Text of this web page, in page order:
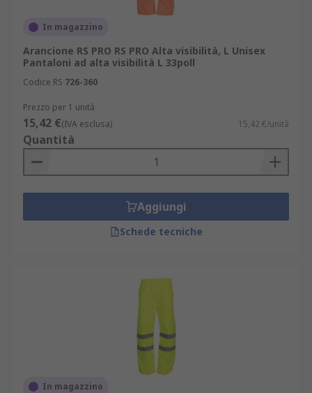
In magazzino
Arancione RS PRO RS PRO Alta visibilità, L Unisex
Pantaloni ad alta visibilità L 33poll
Codice RS 726-360
Prezzo per 1 unità
15,42 €(IVA esclusa) 15,42 €/unità
Quantità
Aggiungi
Schede tecniche
In magazzino